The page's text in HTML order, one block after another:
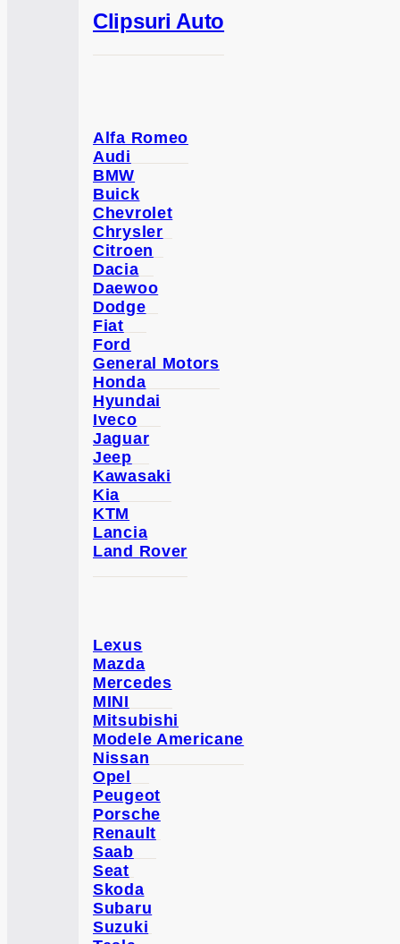
Clipsuri Auto
Alfa Romeo
Audi
BMW
Buick
Chevrolet
Chrysler
Citroen
Dacia
Daewoo
Dodge
Fiat
Ford
General Motors
Honda
Hyundai
Iveco
Jaguar
Jeep
Kawasaki
Kia
KTM
Lancia
Land Rover
Lexus
Mazda
Mercedes
MINI
Mitsubishi
Modele Americane
Nissan
Opel
Peugeot
Porsche
Renault
Saab
Seat
Skoda
Subaru
Suzuki